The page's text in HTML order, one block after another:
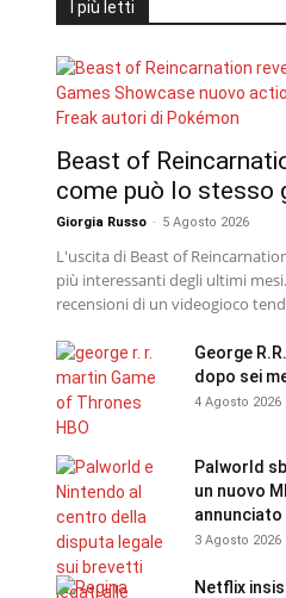
I più letti
Beast of
come può lo stesso
Giorgia Russo - 5 Agosto 2026
L'uscita di Beast of
più interessanti degli ultimi
recensioni di un videogioco
George
dopo sei
4 Agosto 2026
Palworld
un nuovo
3 Agosto 2026
Netflix